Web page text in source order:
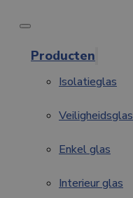
Producten
Isolatieglas
Veiligheidsglas
Enkel glas
Interieur glas